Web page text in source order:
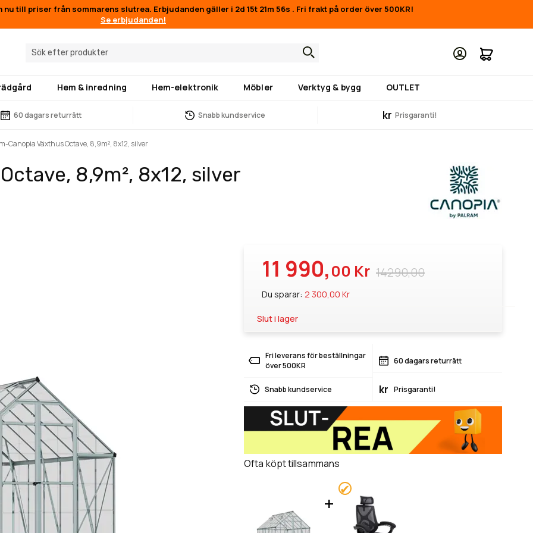
till priser från sommarens slutrea. Erbjudanden gäller i 2d 15t 21m 55s . Fri frakt på order över 500KR!
Se erbjudanden!
Min
Hem & inredning Hem-elektronik Möbler Verktyg & bygg OUTLET
60 dagars returrätt Snabb kundservice kr Prisgaranti!
Canopia Växthus Octave, 8,9m², 8x12, silver
8,9m², 8x12, silver
14290,00
11 990,00 Kr
Du sparar: 2 300,00 Kr
Slut i lager
Fri leverans för beställningar
över 500KR
60 dagars returrätt
Snabb kundservice kr Prisgaranti!
Ofta köpt tillsammans